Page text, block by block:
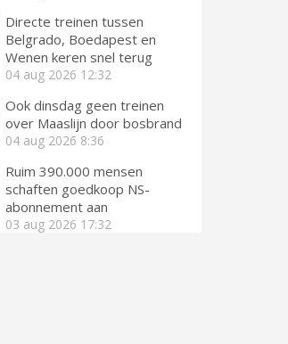
Directe treinen tussen
Belgrado, Boedapest en
Wenen keren snel terug
04 aug 2026 12:32
Ook dinsdag geen treinen
over Maaslijn door bosbrand
04 aug 2026 8:36
Ruim 390.000 mensen
schaften goedkoop NS-
abonnement aan
03 aug 2026 17:32